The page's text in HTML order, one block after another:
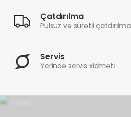
Çatdırılma
Pulsuz və sürətli çatdırılma
Servis
Yerində servis xidməti